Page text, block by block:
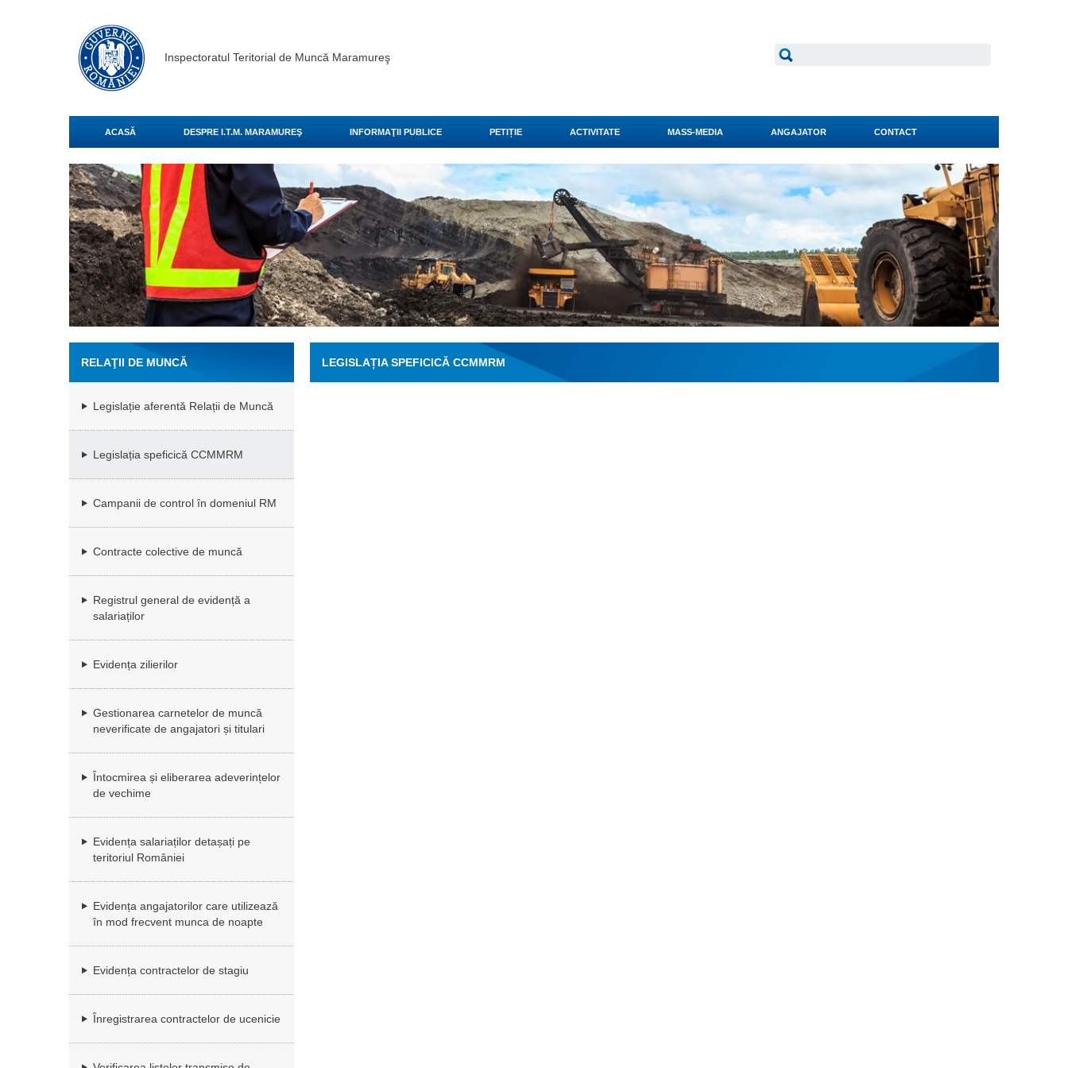
Inspectoratul Teritorial de Muncă Maramureş
ACASĂ DESPRE I.T.M. MARAMUREŞ INFORMAŢII PUBLICE PETIȚIE ACTIVITATE MASS-MEDIA ANGAJATOR CONTACT
RELAŢII DE MUNCĂ
Legislație aferentă Relații de Muncă
Legislația speficică CCMMRM
Campanii de control în domeniul RM
Contracte colective de muncă
Registrul general de evidență a
salariaților
Evidența zilierilor
Gestionarea carnetelor de muncă
neverificate de angajatori și titulari
Întocmirea și eliberarea adeverințelor
de vechime
Evidența salariaților detașați pe
teritoriul României
Evidența angajatorilor care utilizează
în mod frecvent munca de noapte
Evidența contractelor de stagiu
Înregistrarea contractelor de ucenicie
LEGISLAȚIA SPEFICICĂ CCMMRM